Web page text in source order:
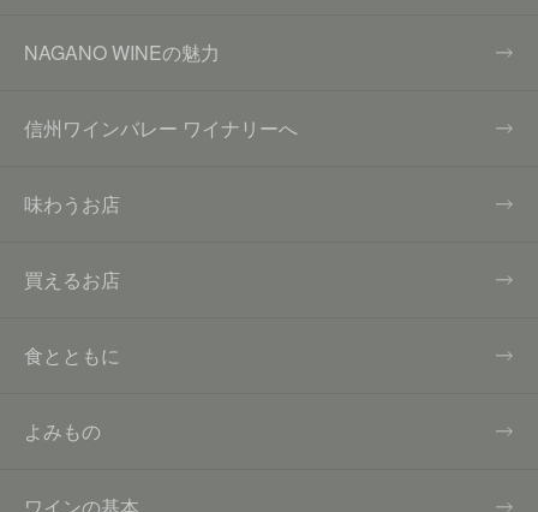
NAGANO WINEの魅力
信州ワインバレー ワイナリーへ
味わうお店
買えるお店
食とともに
よみもの
ワインの基本